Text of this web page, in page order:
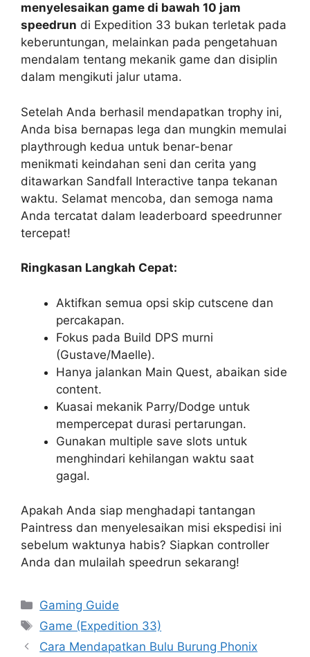
menyelesaikan game di bawah 10 jam
speedrun di Expedition 33 bukan terletak pada
keberuntungan, melainkan pada pengetahuan
mendalam tentang mekanik game dan disiplin
dalam mengikuti jalur utama.
Setelah Anda berhasil mendapatkan trophy ini,
Anda bisa bernapas lega dan mungkin memulai
playthrough kedua untuk benar-benar
menikmati keindahan seni dan cerita yang
ditawarkan Sandfall Interactive tanpa tekanan
waktu. Selamat mencoba, dan semoga nama
Anda tercatat dalam leaderboard speedrunner
tercepat!
Ringkasan Langkah Cepat:
Aktifkan semua opsi skip cutscene dan
percakapan.
Fokus pada Build DPS murni
(Gustave/Maelle).
Hanya jalankan Main Quest, abaikan side
content.
Kuasai mekanik Parry/Dodge untuk
mempercepat durasi pertarungan.
Gunakan multiple save slots untuk
menghindari kehilangan waktu saat
gagal.
Apakah Anda siap menghadapi tantangan
Paintress dan menyelesaikan misi ekspedisi ini
sebelum waktunya habis? Siapkan controller
Anda dan mulailah speedrun sekarang!
Categories
Gaming Guide
Tags
Game (Expedition 33)
Cara Mendapatkan Bulu Burung Phonix